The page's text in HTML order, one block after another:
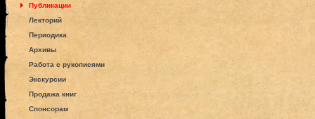
Публикации
Лекторий
Периодика
Архивы
Работа с рукописями
Экскурсии
Продажа книг
Спонсорам